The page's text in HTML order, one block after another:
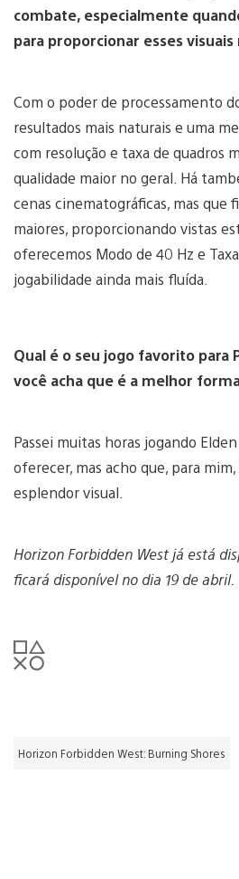
combate, especialmente
para proporcionar esses
Com o poder de processamento
resultados mais naturais e uma
com resolução e taxa de quadros
qualidade maior no geral. Há
cenas cinematográficas, mas que
maiores, proporcionando vistas
oferecemos Modo de 40 Hz e
jogabilidade ainda mais fluída.
Qual é o seu jogo favorito para
você acha que é a melhor
Passei muitas horas jogando
oferecer, mas acho que, para
esplendor visual.
Horizon Forbidden West já está
ficará disponível no dia 19 de abril.
Horizon Forbidden West: Burning Shores